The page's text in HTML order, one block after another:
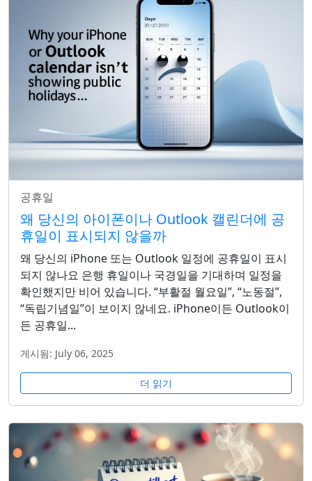
공휴일
왜 당신의 아이폰이나 Outlook 캘린더에 공
휴일이 표시되지 않을까
왜 당신의 iPhone 또는 Outlook 일정에 공휴일이 표시
되지 않나요 은행 휴일이나 국경일을 기대하며 일정을
확인했지만 비어 있습니다. “부활절 월요일”, “노동절”,
“독립기념일”이 보이지 않네요. iPhone이든 Outlook이
든 공휴일...
게시됨: July 06, 2025
더 읽기